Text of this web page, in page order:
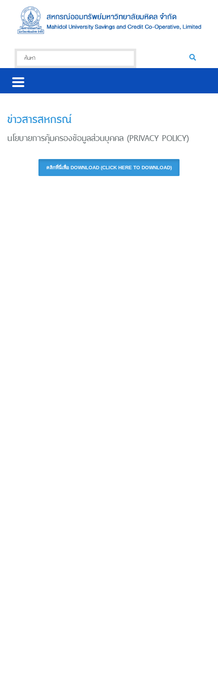
ข่าวสารสหกรณ์
นโยบายการคุ้มครองข้อมูลส่วนบุคคล (PRIVACY POLICY)
คลิกที่นี่เพื่อ DOWNLOAD (CLICK HERE TO DOWNLOAD)